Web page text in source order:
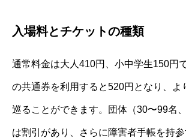
入場料とチケットの種類
通常料金は大人410円、小中学生150円
の共通券を利用すると520円となり、よ
巡ることができます。団体（30〜99名
は割引があり、さらに障害者手帳を持